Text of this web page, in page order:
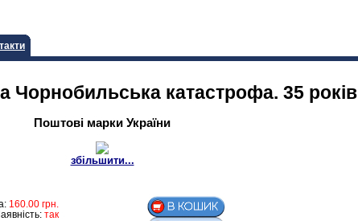
Чорнобильська катастрофа. 35 рокiв
Поштові марки України
збільшити...
160.00 грн.
так